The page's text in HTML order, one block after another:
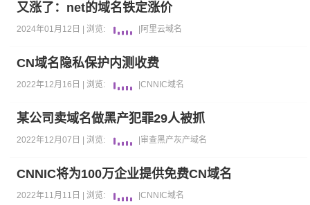
又涨了：net的域名铁定涨价
2024年01月12日 | 浏览: 阿里云域名
CN域名隐私保护内测收费
2022年12月16日 | 浏览: |CNNIC域名
某公司卖域名做黑产犯罪29人被抓
2022年12月07日 | 浏览: 审查黑产灰产域名
CNNIC将为100万企业提供免费CN域名
2022年11月11日 | 浏览: |CNNIC域名